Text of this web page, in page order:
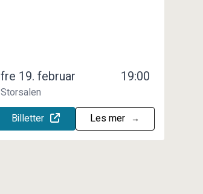
fre 19. februar 19:00
Storsalen
Billetter
Les mer